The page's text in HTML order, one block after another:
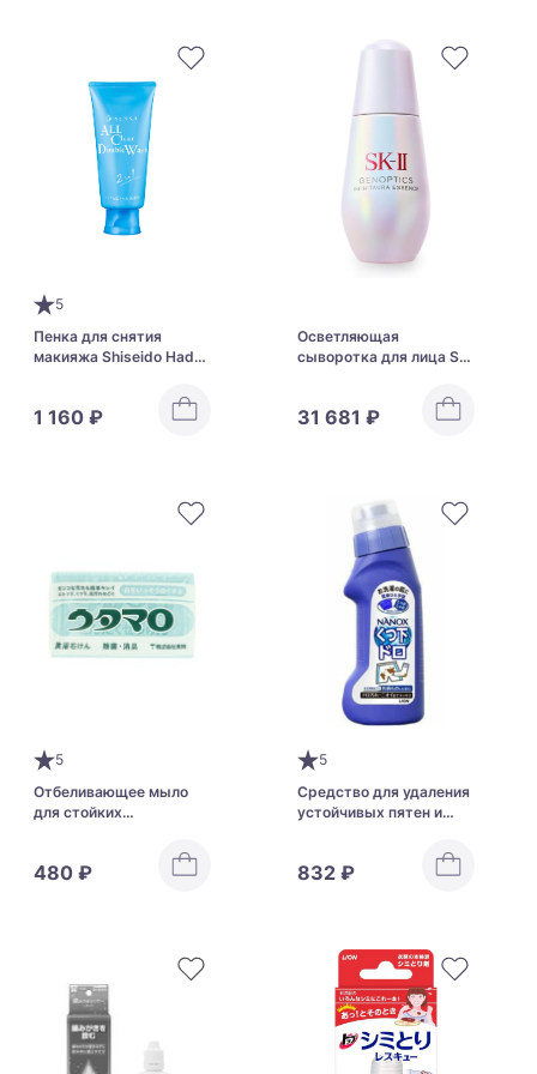
5
Пенка для снятия
макияжа Shiseido Hada-
1 160 ₽
Осветляющая
сыворотка для лица SK-
31 681 ₽
5
Отбеливающее мыло
для стойких
Utamaro Laundry Soap
480 ₽
5
Средство для удаления
устойчивых пятен и
ТОР4 Washing Agent
832 ₽